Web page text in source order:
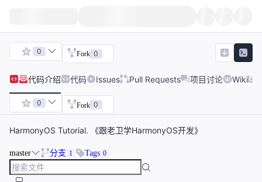
0 Fork 0
代码介绍 代码 Issues Pull Requests 项目讨论 Wiki
0 Fork 0
HarmonyOS Tutorial. 《跟老卫学HarmonyOS开发》
master 分支 1 Tags 0